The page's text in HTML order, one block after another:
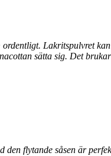
Lakritspulvret
sätta sig. Det
den flytande såsen är